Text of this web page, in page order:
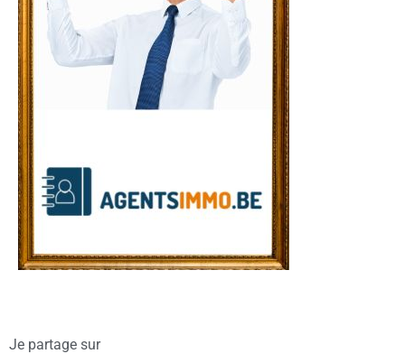
Je partage sur